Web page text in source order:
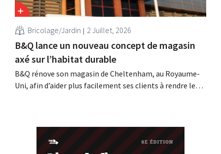
Bricolage/Jardin 2 Juillet, 2026
B&Q lance un nouveau concept de magasin
axé sur l’habitat durable
B&Q rénove son magasin de Cheltenham, au Royaume-
Uni, afin d’aider plus facilement ses clients à rendre leur
comme site pilote en...